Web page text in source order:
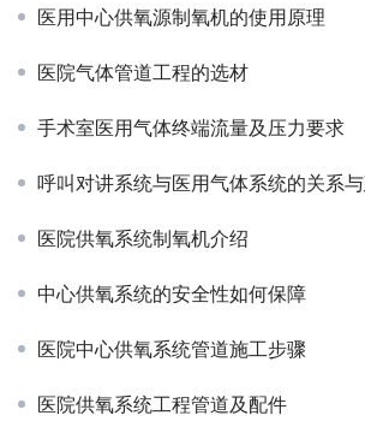
医用中心供氧源制氧机的使用原理
医院气体管道工程的选材
手术室医用气体终端流量及压力要求
呼叫对讲系统与医用气体系统的关系
医院供氧系统制氧机介绍
中心供氧系统的安全性如何保障
医院中心供氧系统管道施工步骤
医院供氧系统工程管道及配件